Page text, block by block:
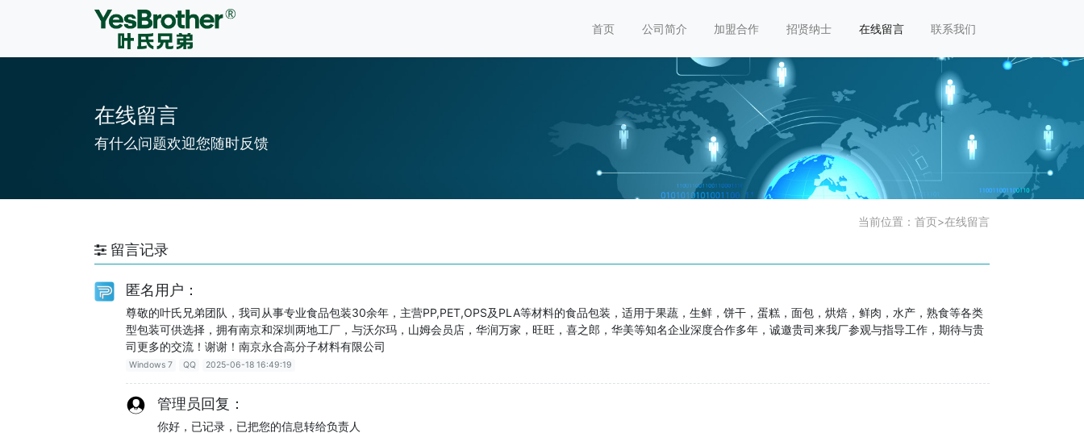
首页 公司简介 加盟合作 招贤纳士 在线留言 联系我们
在线留言
有什么问题欢迎您随时反馈
当前位置： 首页>在线留言
留言记录
匿名用户：
尊敬的叶氏兄弟团队，我司从事专业食品包装30余年，主营PP,PET,OPS及PLA等材料的食品包装，适用于果蔬，生鲜，饼干，蛋糕，面包，烘焙，鲜肉，水产，熟食等各类
型包装可供选择，拥有南京和深圳两地工厂，与沃尔玛，山姆会员店，华润万家，旺旺，喜之郎，华美等知名企业深度合作多年，诚邀贵司来我厂参观与指导工作，期待与贵
司更多的交流！谢谢！南京永合高分子材料有限公司
Windows 7 QQ 2025-06-18 16:49:19
管理员回复：
你好，已记录，已把您的信息转给负责人